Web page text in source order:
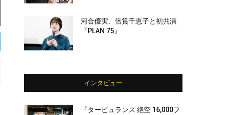
河合優実、倍賞千恵子と初共演
『PLAN 75』
インタビュー
『タービュランス 絶空 16,000フ